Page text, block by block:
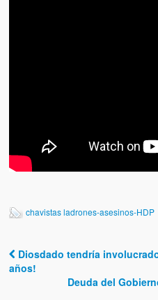
chavistas ladrones-asesinos-HDP
Post navigation
Diosdado tendría
años!
Deuda del